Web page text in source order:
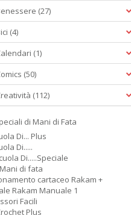
25 Progetti Per Esperte E
Principianti
Cartacea
(27)
(4)
(1)
(50)
(112)
di Mani di Fata
Di... Plus
Di.....
Di.....Speciale
di fata
cartaceo Rakam +
Rakam Manuale 1
Facili
Plus